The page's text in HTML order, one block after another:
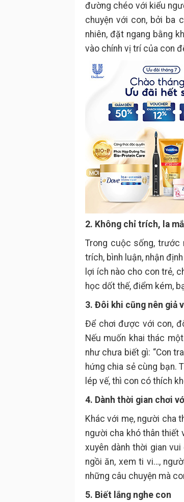
đường chéo với kiểu
chuyện với con, bởi ba
nhiên, đặt ngang bằng
vào chính vị trí của con
2. Không chỉ trích, la
Trong cuộc sống, trước
trích, bình luận, nhận
lợi ích nào cho con trẻ,
học dốt thế, điểm kém,
3. Đôi khi cũng nên giả
Để chơi được với con,
Nếu muốn khai thác
như chưa biết gì: “Con
hứng chia sẻ cùng bạn.
lép vế, thì con có thích
4. Dành thời gian chơi
Khác với mẹ, người cha
người cha khó thân thiết
xuyên dành thời gian
ngồi ăn, xem ti vi…,
những câu chuyện mà
5. Biết lắng nghe con